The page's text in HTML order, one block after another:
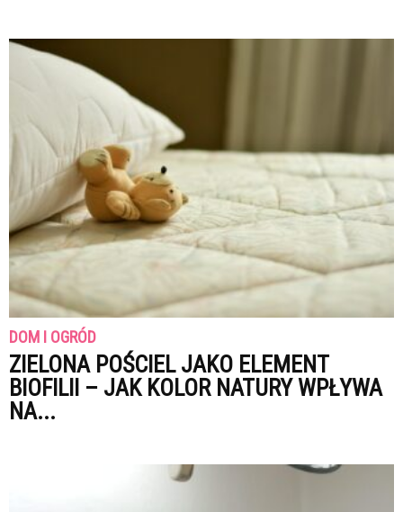
DOM I OGRÓD
ZIELONA POŚCIEL JAKO ELEMENT
BIOFILII – JAK KOLOR NATURY WPŁYWA
NA...